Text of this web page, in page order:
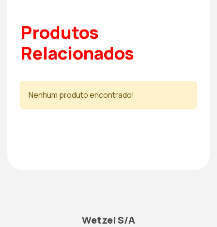
Produtos
Relacionados
Nenhum produto encontrado!
Wetzel S/A